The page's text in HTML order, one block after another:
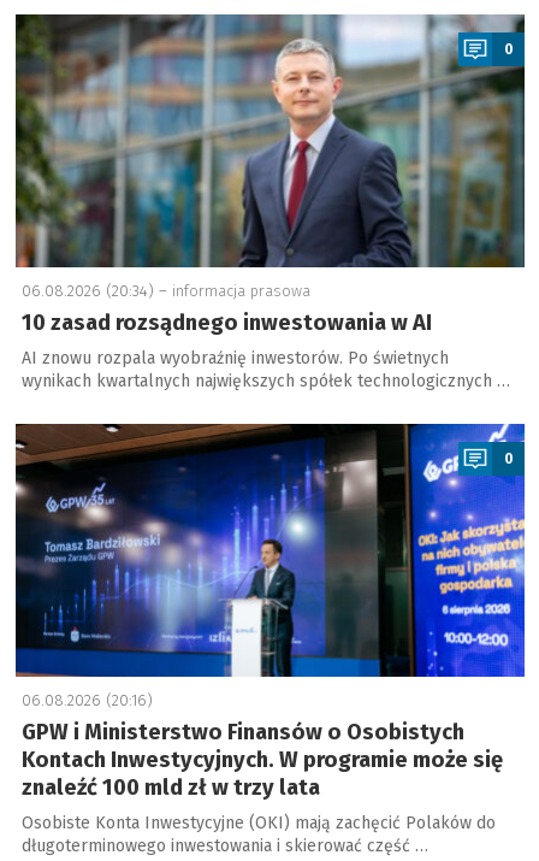
a
0
06.08.2026 (20:34) – informacja prasowa
10 zasad rozsądnego inwestowania w AI
AI znowu rozpala wyobraźnię inwestorów. Po świetnych
wynikach kwartalnych największych spółek technologicznych …
a
0
06.08.2026 (20:16)
GPW i Ministerstwo Finansów o Osobistych
Kontach Inwestycyjnych. W programie może się
znaleźć 100 mld zł w trzy lata
Osobiste Konta Inwestycyjne (OKI) mają zachęcić Polaków do
długoterminowego inwestowania i skierować część …